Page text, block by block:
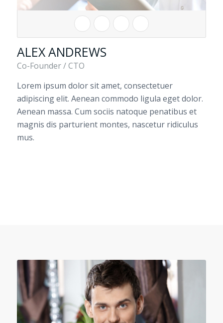
ALEX ANDREWS
Co-Founder / CTO
Lorem ipsum dolor sit amet, consectetuer
adipiscing elit. Aenean commodo ligula eget dolor.
Aenean massa. Cum sociis natoque penatibus et
magnis dis parturient montes, nascetur ridiculus
mus.